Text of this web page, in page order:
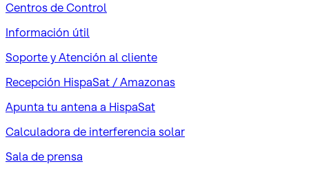
Centros de Control
Información útil
Soporte y Atención al cliente
Recepción HispaSat / Amazonas
Apunta tu antena a HispaSat
Calculadora de interferencia solar
Sala de prensa